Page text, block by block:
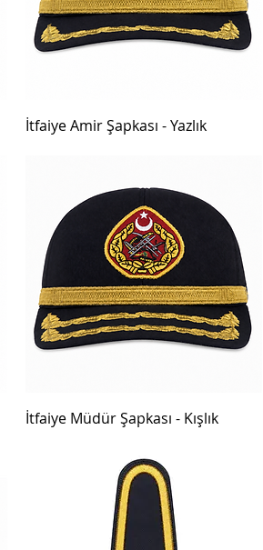
İtfaiye Amir Şapkası - Yazlık
İtfaiye Müdür Şapkası - Kışlık